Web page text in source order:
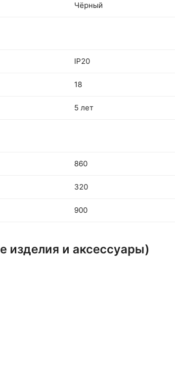
Чёрный
IP20
18
5 лет
860
320
900
изделия и аксессуары)